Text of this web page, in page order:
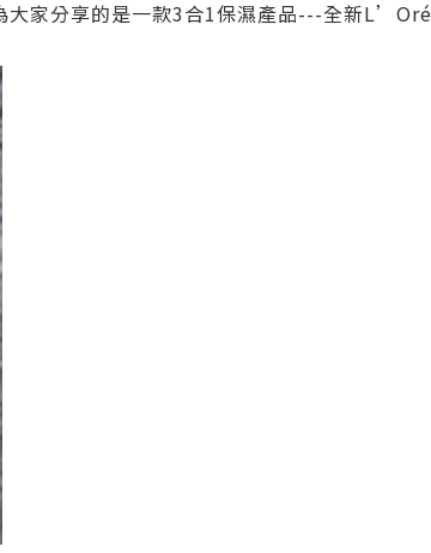
大家分享的是一款3合1保濕產品---全新